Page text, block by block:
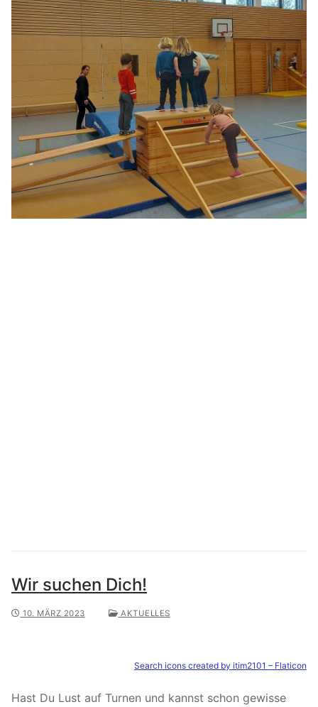
Wir suchen Dich!
10. MÄRZ 2023 AKTUELLES
Search icons created by itim2101 – Flaticon
Hast Du Lust auf Turnen und kannst schon gewisse